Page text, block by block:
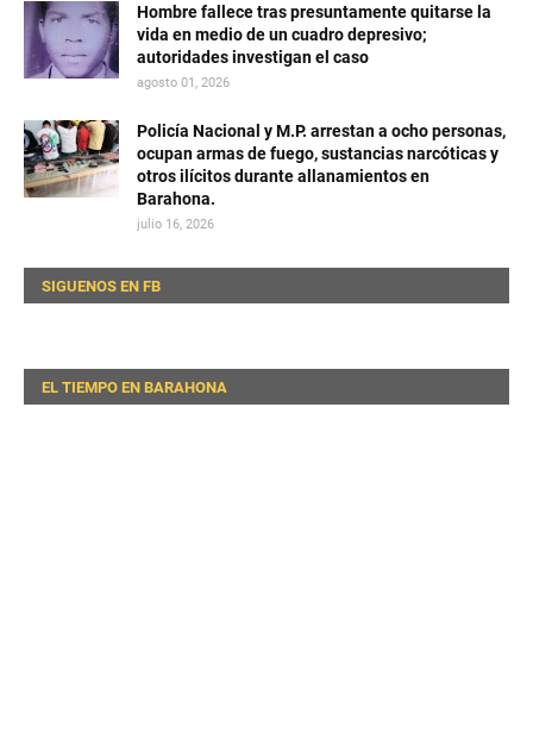
Hombre fallece tras presuntamente quitarse la
vida en medio de un cuadro depresivo;
autoridades investigan el caso
agosto 01, 2026
Policía Nacional y M.P. arrestan a ocho personas,
ocupan armas de fuego, sustancias narcóticas y
otros ilícitos durante allanamientos en
Barahona.
julio 16, 2026
SIGUENOS EN FB
EL TIEMPO EN BARAHONA